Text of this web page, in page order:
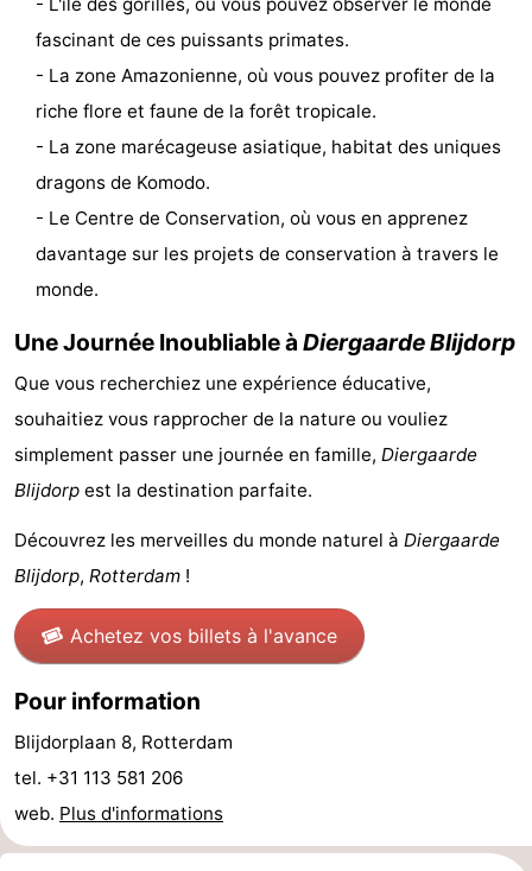
Médicales
Région
Hollande-
Méridionale
Leiden
Bollenstreek
Nature
Hollands
Duin
Noordwijk
-
Katwijk
-
Scheveningen
-
Haye
Rotterdam
Zeeland
Schouwen-
Renesse
-
Brouwershaven
-
Bruinisse
-
fascinant de ces puissants primates.
- La zone Amazonienne, où vous pouvez profiter de la
riche flore et faune de la forêt tropicale.
- La zone marécageuse asiatique, habitat des uniques
dragons de Komodo.
- Le Centre de Conservation, où vous en apprenez
davantage sur les projets de conservation à travers le
monde.
Une Journée Inoubliable à Diergaarde Blijdorp
Que vous recherchiez une expérience éducative,
souhaitiez vous rapprocher de la nature ou vouliez
simplement passer une journée en famille, Diergaarde
Blijdorp est la destination parfaite.
Découvrez les merveilles du monde naturel à Diergaarde
Blijdorp, Rotterdam !
Achetez vos billets à l'avance
Pour information
Blijdorplaan 8, Rotterdam
tel. +31 113 581 206
web. Plus d'informations